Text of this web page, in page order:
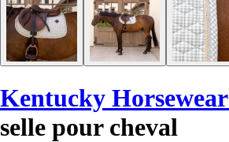
Kentucky Horsewear
selle pour cheval